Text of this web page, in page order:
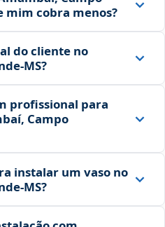
mim cobra menos?
do cliente no
profissional para
Campo
instalar um vaso no